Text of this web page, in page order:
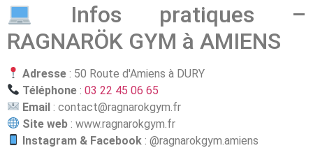
Infos pratiques –
RAGNARÖK GYM à AMIENS
Adresse : 50 Route d'Amiens à DURY
Téléphone :03 22 45 06 65
Email :contact@ragnarokgym.fr
Site web :www.ragnarokgym.fr
Instagram & Facebook : @ragnarokgym.amiens